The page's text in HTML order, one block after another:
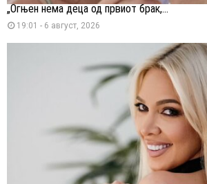
„Огњен нема деца од првиот брак,...
19:01 - 6 август, 2026